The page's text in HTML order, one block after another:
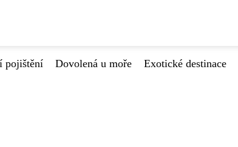
pojištění Dovolená u moře Exotické destinace